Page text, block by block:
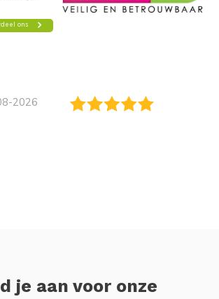
2026
je aan voor onze